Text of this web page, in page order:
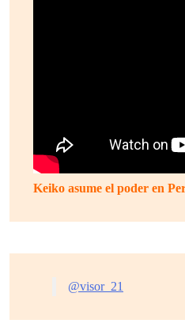
Keiko asume el poder en
@visor_21